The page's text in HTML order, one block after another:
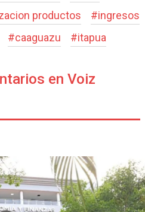
productos #ingresos
#caaguazu #itapua
en Voiz